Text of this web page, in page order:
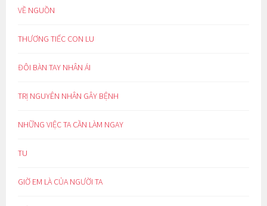
VỀ NGUỒN
THƯƠNG TIẾC CON LU
ĐÔI BÀN TAY NHÂN ÁI
TRỊ NGUYÊN NHÂN GÂY BỆNH
NHỮNG VIỆC TA CẦN LÀM NGAY
TU
GIỜ EM LÀ CỦA NGƯỜI TA